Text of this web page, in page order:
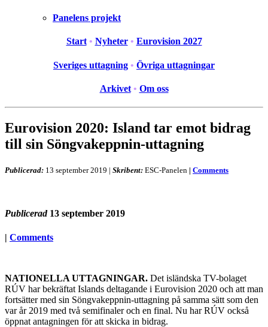
Panelens projekt
Start • Nyheter • Eurovision 2027
Sveriges uttagning • Övriga uttagningar
Arkivet • Om oss
Eurovision 2020: Island tar emot bidrag
till sin Söngvakeppnin-uttagning
Publicerad: 13 september 2019 | Skribent: ESC-Panelen | Comments
Publicerad 13 september 2019
| Comments
NATIONELLA UTTAGNINGAR. Det isländska TV-bolaget
RÚV har bekräftat Islands deltagande i Eurovision 2020 och att man
fortsätter med sin Söngvakeppnin-uttagning på samma sätt som den
var år 2019 med två semifinaler och en final. Nu har RÚV också
öppnat antagningen för att skicka in bidrag.